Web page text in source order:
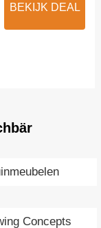
BEKIJK DEAL
Concepts